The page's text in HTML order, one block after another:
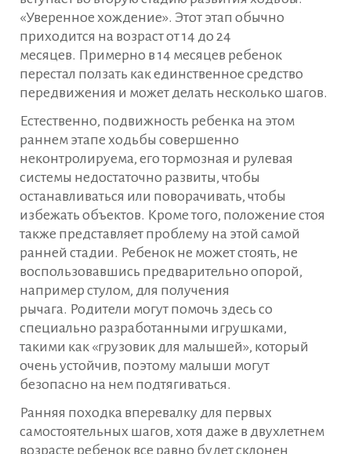
«Уверенное хождение». Этот этап обычно
приходится на возраст от 14 до 24
месяцев. Примерно в 14 месяцев ребенок
перестал ползать как единственное средство
передвижения и может делать несколько шагов.
Естественно, подвижность ребенка на этом
раннем этапе ходьбы совершенно
неконтролируема, его тормозная и рулевая
системы недостаточно развиты, чтобы
останавливаться или поворачивать, чтобы
избежать объектов. Кроме того, положение стоя
также представляет проблему на этой самой
ранней стадии. Ребенок не может стоять, не
воспользовавшись предварительно опорой,
например стулом, для получения
рычага. Родители могут помочь здесь со
специально разработанными игрушками,
такими как «грузовик для малышей», который
очень устойчив, поэтому малыши могут
безопасно на нем подтягиваться.
Ранняя походка вперевалку для первых
самостоятельных шагов, хотя даже в двухлетнем
возрасте ребенок все равно будет склонен